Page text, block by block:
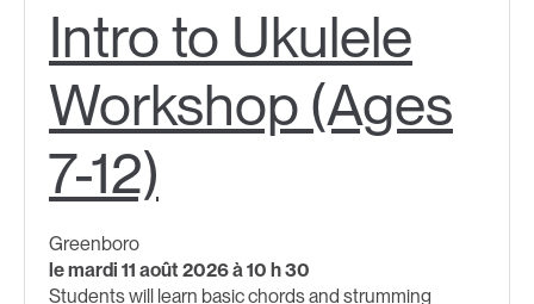
Intro to Ukulele
Workshop (Ages
7-12)
Greenboro
le mardi 11 août 2026 à 10 h 30
Students will learn basic chords and strumming